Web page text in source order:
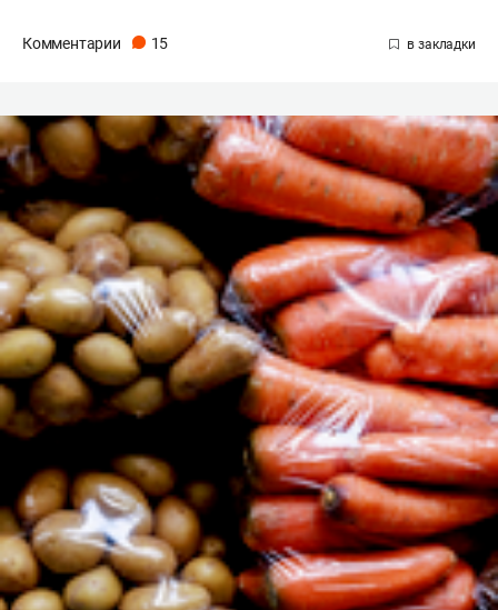
Комментарии 15